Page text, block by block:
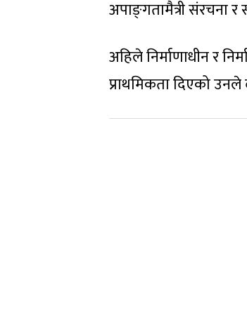
अपाङ्‍गतामैत्री संरचना
अहिले निर्माणाधीन र
प्राथमिकता दिएको उनले